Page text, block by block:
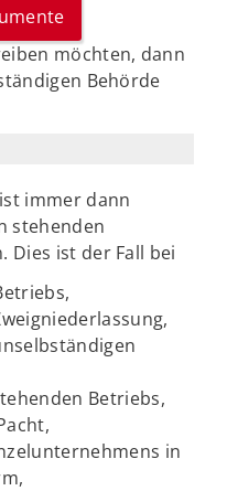
möchten, dann
Behörde
immer dann
stehenden
Dies ist der Fall bei
Betriebs,
in